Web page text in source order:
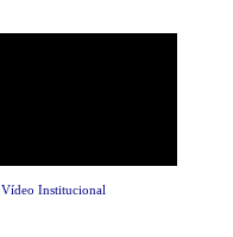
Vídeo Institucional